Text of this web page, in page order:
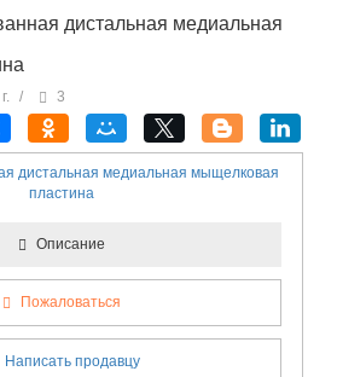
дистальная медиальная
/ 3
Описание
Пожаловаться
Написать продавцу